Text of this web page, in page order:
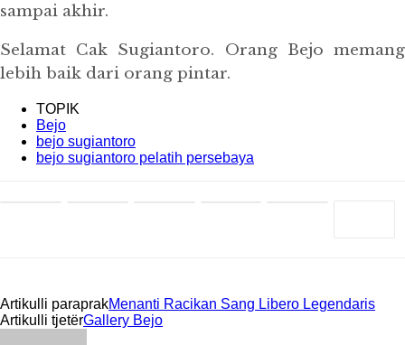
sampai akhir.
Selamat Cak Sugiantoro. Orang Bejo memang
lebih baik dari orang pintar.
TOPIK
Bejo
bejo sugiantoro
bejo sugiantoro pelatih persebaya
Artikulli paraprakMenanti Racikan Sang Libero Legendaris
Artikulli tjetërGallery Bejo